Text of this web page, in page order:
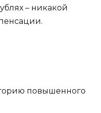
– никакой
повышенного